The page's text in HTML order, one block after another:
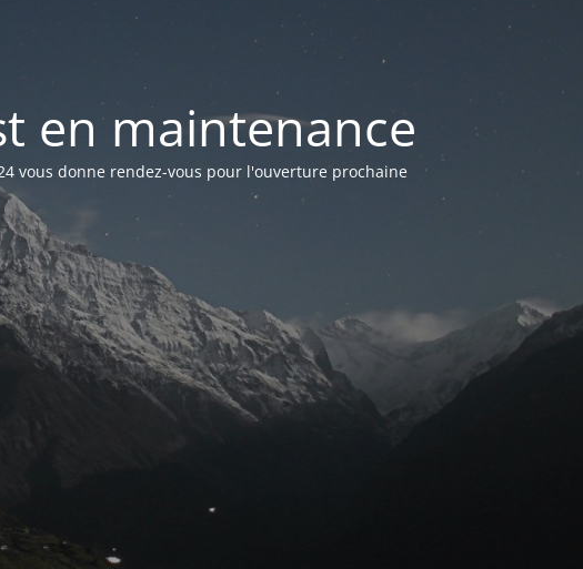
en maintenance
vous donne rendez-vous pour l'ouverture prochaine